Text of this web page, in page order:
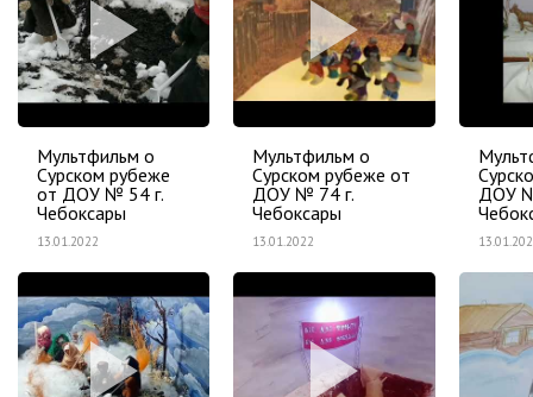
Мультфильм о
Сурском рубеже
от ДОУ № 54 г.
Чебоксары
13.01.2022
Мультфильм о
Сурском рубеже от
ДОУ № 74 г.
Чебоксары
13.01.2022
ДОУ